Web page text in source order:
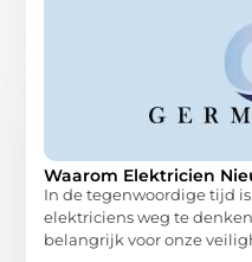
Waarom Elektricien
In de tegenwoordige tijd
elektriciens weg te
belangrijk voor onze